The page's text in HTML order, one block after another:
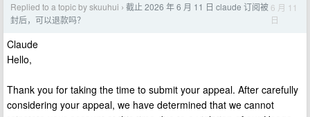
Replied to a topic by skuuhui › 截止 2026 年 6 月 11 日 claude 订阅被
封后，可以退款吗？
6 月 11
日
Claude
Hello,
Thank you for taking the time to submit your appeal. After carefully
considering your appeal, we have determined that we cannot